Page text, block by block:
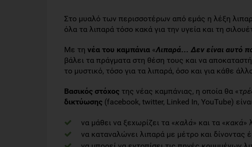
Στο μυαλό των περισσοτέρων από εμάς η λέξη
όλα τα λιπαρά τόσο κακά για την υγεία και τη
Με τη νέα του καμπάνια «Λιπαρά… Δεν είναι αυτό
βάλει τα πράγματα στη θέση τους και να
το μυστικό, τόσο για τα λιπαρά, όσο και για κάθε
Βασικός στόχος της νέας καμπάνιας, η οποία θα «
δικτύωσης (facebook, twitter, Linked Ιn, YouTube)
να μάθει να ξεχωρίζει τα «καλά» και τα «κακά»
να καταναλώνει λιπαρά με μέτρο και δίνοντας